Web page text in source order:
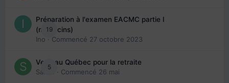
19
Préparation à l'examen EACMC partie I
(médecins)
Ino · Commencé 27 octobre 2023
5
Venir au Québec pour la retraite
Sab74
· Commencé 26 mai